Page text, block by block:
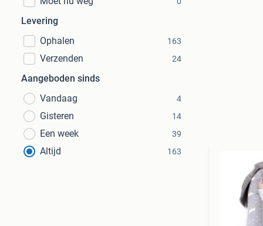
Levering
Ophalen
163
Verzenden 24
Aangeboden sinds
Vandaag
4
Gisteren 14
Een week 39
Altijd 163